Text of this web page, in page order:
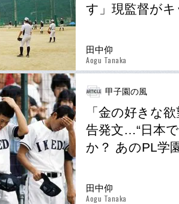
す」現監督がキ
田中仰
Aogu Tanaka
甲子園の風
「金の好きな
告発文…“日本
か？ あのPL学
田中仰
Aogu Tanaka